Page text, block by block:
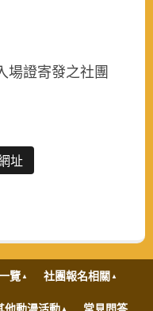
場證寄發之社團
址
覽 社團報名相關
他動漫活動 常見問答